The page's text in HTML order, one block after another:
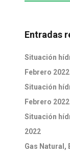
Entradas
Situación
Febrero 2022
Situación
Febrero 2022
Situación
2022
Gas Natural,